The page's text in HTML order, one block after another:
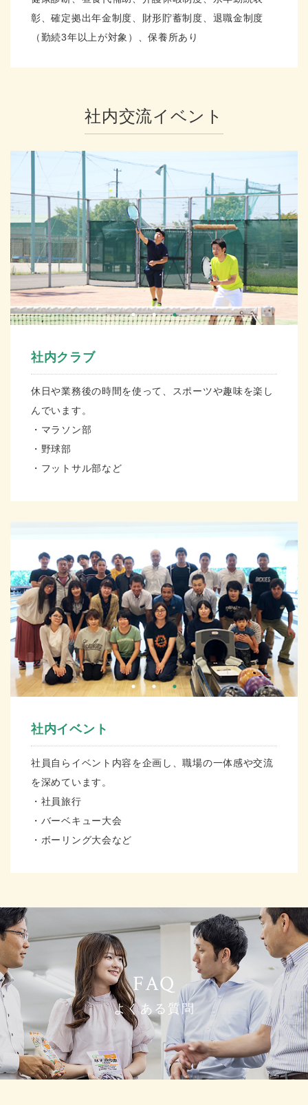
彰、確定拠出年金制度、財形貯蓄制度、退職金制度
（勤続3年以上が対象）、保養所あり
社内交流イベント
社内クラブ
休日や業務後の時間を使って、スポーツや趣味を楽し
んでいます。
・マラソン部
・野球部
・フットサル部など
社内イベント
社員自らイベント内容を企画し、職場の一体感や交流
を深めています。
・社員旅行
・バーベキュー大会
・ボーリング大会など
よくある質問